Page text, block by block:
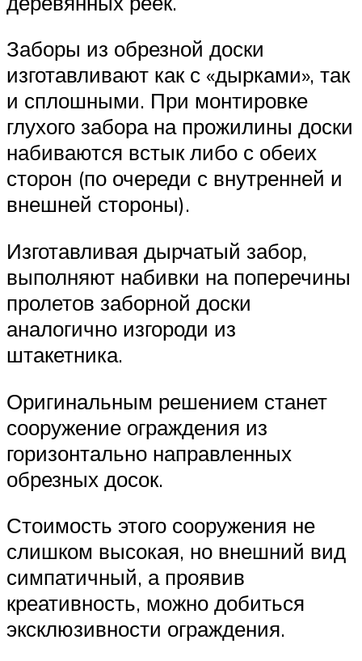
Заборы из обрезной доски
изготавливают как с «дырками», так
и сплошными. При монтировке
глухого забора на прожилины доски
набиваются встык либо с обеих
сторон (по очереди с внутренней и
внешней стороны).
Изготавливая дырчатый забор,
выполняют набивки на поперечины
пролетов заборной доски
аналогично изгороди из
штакетника.
Оригинальным решением станет
сооружение ограждения из
горизонтально направленных
обрезных досок.
Стоимость этого сооружения не
слишком высокая, но внешний вид
симпатичный, а проявив
креативность, можно добиться
эксклюзивности ограждения.